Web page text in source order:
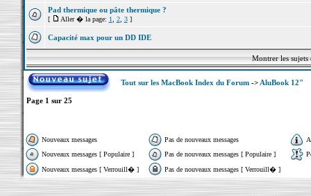
Pad thermique ou pâte thermique ?
[ Aller � la page: 1 2, 3]
Capacité max pour un DD IDE
Montrer les
Tout sur les MacBook Index du Forum-> AluBook 12"
Page 1 sur 25
Nouveaux messages Pas de nouveaux messages
Nouveaux messages [ Populaire ]
Pas de nouveaux messages [ Populaire ]
Nouveaux messages [ Verrouill� ]
Pas de nouveaux messages [ Verrouill� ]